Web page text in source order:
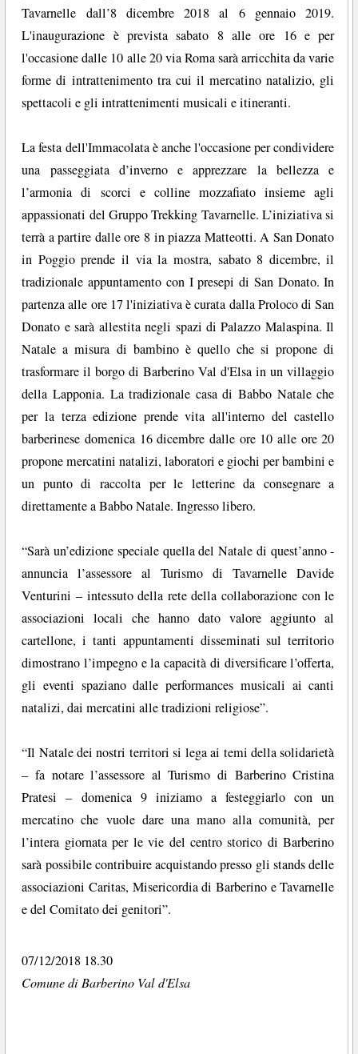
Tavarnelle dall’8 dicembre 2018 al 6 gennaio 2019.
L'inaugurazione è prevista sabato 8 alle ore 16 e per
l'occasione dalle 10 alle 20 via Roma sarà arricchita da varie
forme di intrattenimento tra cui il mercatino natalizio, gli
spettacoli e gli intrattenimenti musicali e itineranti.
La festa dell'Immacolata è anche l'occasione per condividere
una passeggiata d’inverno e apprezzare la bellezza e
l’armonia di scorci e colline mozzafiato insieme agli
appassionati del Gruppo Trekking Tavarnelle. L’iniziativa si
terrà a partire dalle ore 8 in piazza Matteotti. A San Donato
in Poggio prende il via la mostra, sabato 8 dicembre, il
tradizionale appuntamento con I presepi di San Donato. In
partenza alle ore 17 l'iniziativa è curata dalla Proloco di San
Donato e sarà allestita negli spazi di Palazzo Malaspina. Il
Natale a misura di bambino è quello che si propone di
trasformare il borgo di Barberino Val d'Elsa in un villaggio
della Lapponia. La tradizionale casa di Babbo Natale che
per la terza edizione prende vita all'interno del castello
barberinese domenica 16 dicembre dalle ore 10 alle ore 20
propone mercatini natalizi, laboratori e giochi per bambini e
un punto di raccolta per le letterine da consegnare a
direttamente a Babbo Natale. Ingresso libero.
“Sarà un’edizione speciale quella del Natale di quest’anno -
annuncia l’assessore al Turismo di Tavarnelle Davide
Venturini – intessuto della rete della collaborazione con le
associazioni locali che hanno dato valore aggiunto al
cartellone, i tanti appuntamenti disseminati sul territorio
dimostrano l’impegno e la capacità di diversificare l’offerta,
gli eventi spaziano dalle performances musicali ai canti
natalizi, dai mercatini alle tradizioni religiose”.
“Il Natale dei nostri territori si lega ai temi della solidarietà
– fa notare l’assessore al Turismo di Barberino Cristina
Pratesi – domenica 9 iniziamo a festeggiarlo con un
mercatino che vuole dare una mano alla comunità, per
l’intera giornata per le vie del centro storico di Barberino
sarà possibile contribuire acquistando presso gli stands delle
associazioni Caritas, Misericordia di Barberino e Tavarnelle
e del Comitato dei genitori”.
07/12/2018 18.30
Comune di Barberino Val d'Elsa